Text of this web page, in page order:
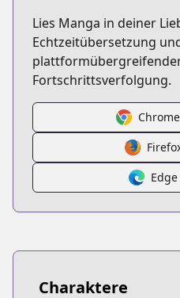
Lies Manga in deiner
Echtzeitübersetzung
Fortschrittsverfolgung.
Charaktere